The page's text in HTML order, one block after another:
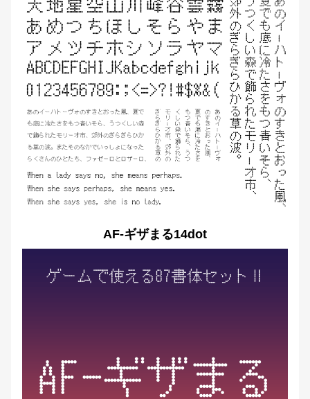
AF-ギザまる14dot